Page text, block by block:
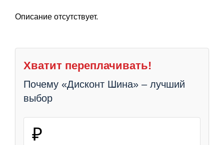
Описание отсутствует.
Хватит переплачивать!
Почему «Дисконт Шина» – лучший
выбор
₽